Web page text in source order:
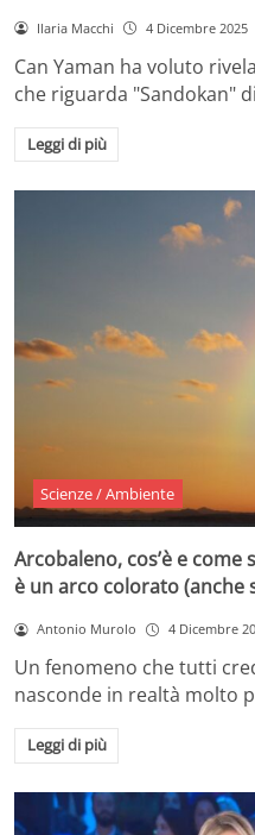
Ilaria Macchi 4 Dicembre 2025
Can Yaman ha voluto
che riguarda "Sandokan"
Leggi di più
Scienze / Ambiente
Arcobaleno, cos’è e
è un arco colorato (anche
Antonio Murolo 4 Dicembre
Un fenomeno che tutti
nasconde in realtà molto
Leggi di più